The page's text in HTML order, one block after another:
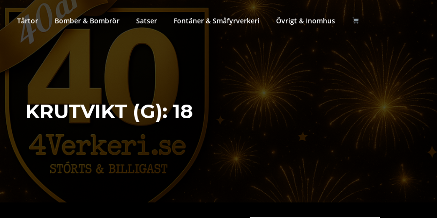
Tårtor Bomber & Bombrör Satser Fontäner & Småfyrverkeri Övrigt & Inomhus
KRUTVIKT (G):18